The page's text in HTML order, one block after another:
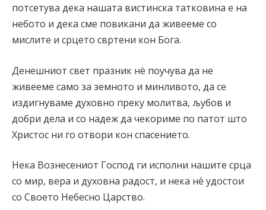
потсетува дека нашата вистинска татковина е на
небото и дека сме повикани да живееме со
мислите и срцето свртени кон Бога.
Денешниот свет празник нè поучува да не
живееме само за земното и минливото, да се
издигнуваме духовно преку молитва, љубов и
добри дела и со надеж да чекориме по патот што
Христос ни го отвори кон спасението.
Нека Вознесениот Господ ги исполни нашите срца
со мир, вера и духовна радост, и нека нè удостои
со Своето Небесно Царство.